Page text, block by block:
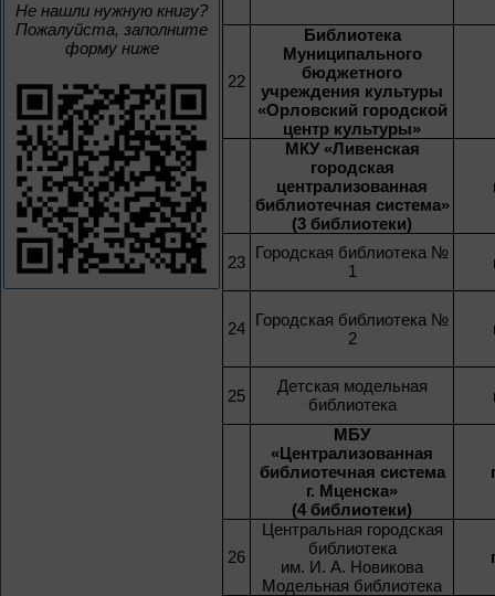
Не нашли нужную книгу?
Пожалуйста, заполните
форму ниже
22
Библиотека
Муниципального
бюджетного
учреждения культуры
«Орловский городской
центр культуры»
МКУ «Ливенская
городская
централизованная
библиотечная система»
(3 библиотеки)
23
Городская библиотека №
1
24 Городская библиотека №
2
25
Детская модельная
библиотека
МБУ
«Централизованная
библиотечная система
г. Мценска»
(4 библиотеки)
26
Центральная городская
библиотека
им. И. А. Новикова
Модельная библиотека